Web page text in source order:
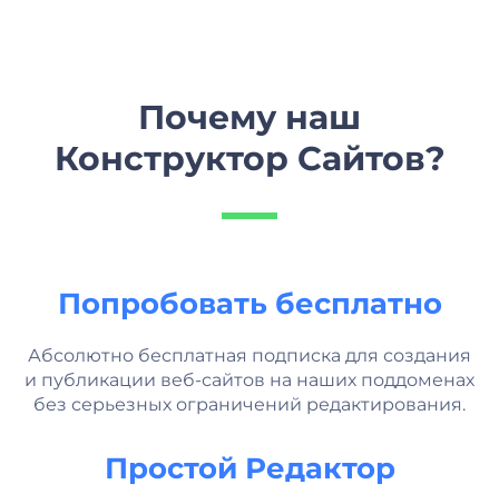
Почему наш
Конструктор Сайтов?
Попробовать бесплатно
Абсолютно бесплатная подписка для создания
и публикации веб-сайтов на наших поддоменах
без серьезных ограничений редактирования.
Простой Редактор